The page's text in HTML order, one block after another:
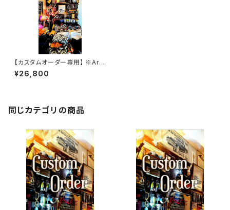
【カスタムオーダー専用】 ※Arm
yGray SSW
¥26,800
同じカテゴリの商品